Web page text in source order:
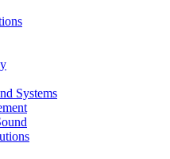
Systems